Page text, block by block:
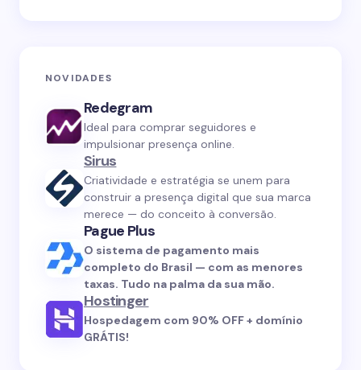
NOVIDADES
Redegram
Ideal para comprar seguidores e
impulsionar presença online.
Sirus
Criatividade e estratégia se unem para
construir a presença digital que sua marca
merece — do conceito à conversão.
Pague Plus
O sistema de pagamento mais
completo do Brasil — com as menores
taxas. Tudo na palma da sua mão.
Hostinger
Hospedagem com 90% OFF + domínio
GRÁTIS!